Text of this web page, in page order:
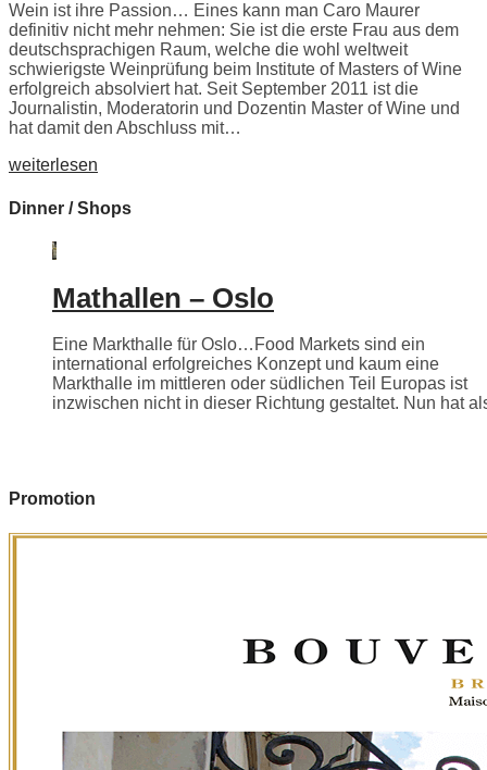
Wein ist ihre Passion… Eines kann man Caro Maurer
definitiv nicht mehr nehmen: Sie ist die erste Frau aus dem
deutschsprachigen Raum, welche die wohl weltweit
schwierigste Weinprüfung beim Institute of Masters of Wine
erfolgreich absolviert hat. Seit September 2011 ist die
Journalistin, Moderatorin und Dozentin Master of Wine und
hat damit den Abschluss mit…
weiterlesen
Dinner / Shops
Mathallen – Oslo
Eine Markthalle für Oslo…Food Markets sind ein
international erfolgreiches Konzept und kaum eine
Markthalle im mittleren oder südlichen Teil Europas ist
inzwischen nicht in dieser Richtung gestaltet. Nun hat
Promotion